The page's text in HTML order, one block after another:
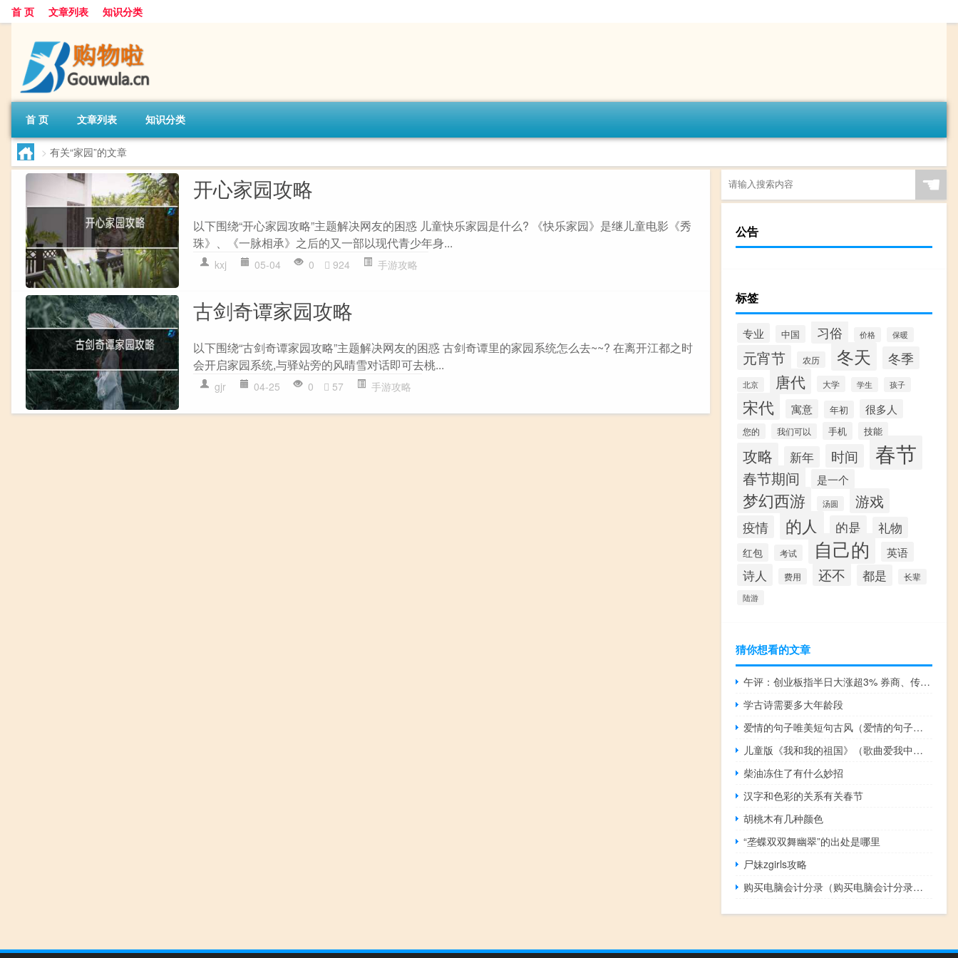
首 页 文章列表 知识分类
首 页 文章列表 知识分类
> 有关“家园”的文章
开心家园攻略
以下围绕“开心家园攻略”主题解决网友的困惑 儿童快乐家园是什么? 《快乐家园》是继儿童电影《秀
珠》、《一脉相承》之后的又一部以现代青少年身...
kxj 05-04 0 924 手游攻略
古剑奇谭家园攻略
以下围绕“古剑奇谭家园攻略”主题解决网友的困惑 古剑奇谭里的家园系统怎么去~~? 在离开江都之时
会开启家园系统,与驿站旁的风晴雪对话即可去桃...
gjr 04-25 0 57 手游攻略
☚
公告
标签
专业 中国 习俗 价格 保暖
元宵节 农历 冬天 冬季
北京 唐代 大学 学生 孩子
宋代 寓意 年初 很多人
您的 我们可以 手机 技能
攻略 新年 时间 春节
春节期间 是一个
梦幻西游 汤圆 游戏
疫情 的人 的是 礼物
红包 考试 自己的 英语
诗人 费用 还不 都是 长辈
陆游
猜你想看的文章
午评：创业板指半日大涨超3% 券商、传媒股集体爆发两市超4500股飘红
学古诗需要多大年龄段
爱情的句子唯美短句古风（爱情的句子唯美短句）
儿童版《我和我的祖国》（歌曲爱我中华）
柴油冻住了有什么妙招
汉字和色彩的关系有关春节
胡桃木有几种颜色
“垄蝶双双舞幽翠”的出处是哪里
尸妹zgirls攻略
购买电脑会计分录（购买电脑会计分录怎么做）